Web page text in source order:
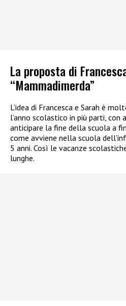
La proposta di
“Mammadimerda”
L’idea di Francesca e Sarah è
l’anno scolastico in più parti, con
anticipare la fine della scuola a
come avviene nella scuola
5 anni. Così le vacanze
lunghe.